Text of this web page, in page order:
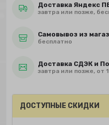
Доставка Яндекс
завтра или позже,
Самовывоз из
бесплатно
Доставка СДЭК и
завтра или позже, от
ДОСТУПНЫЕ СКИДКИ